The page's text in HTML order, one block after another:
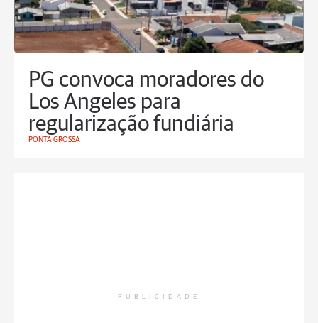
PG convoca moradores do
Los Angeles para
regularização fundiária
PONTA GROSSA
PUBLICIDADE